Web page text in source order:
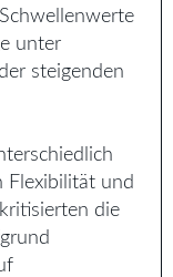
unter
steigenden
Flexibilität und
die